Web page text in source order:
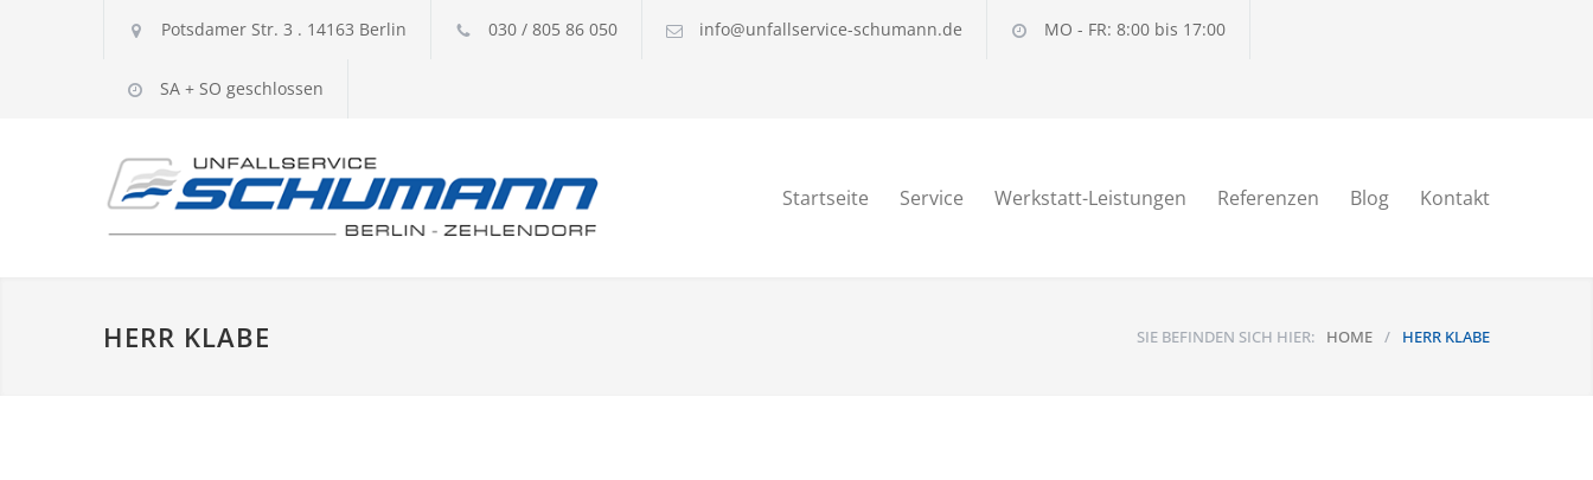
Potsdamer Str. 3 . 14163 Berlin 030 / 805 86 050 info@unfallservice-schumann.de MO - FR: 8:00 bis 17:00
SA + SO geschlossen
Startseite Service Werkstatt-Leistungen Referenzen Blog Kontakt
HERR KLABE SIE BEFINDEN SICH HIER: HOME / HERR KLABE